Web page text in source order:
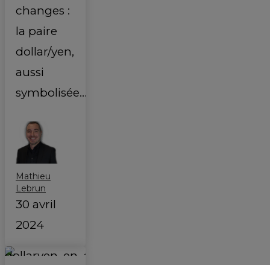
changes :
la paire
dollar/yen,
aussi
symbolisée…
Mathieu
Lebrun
30 avril
2024